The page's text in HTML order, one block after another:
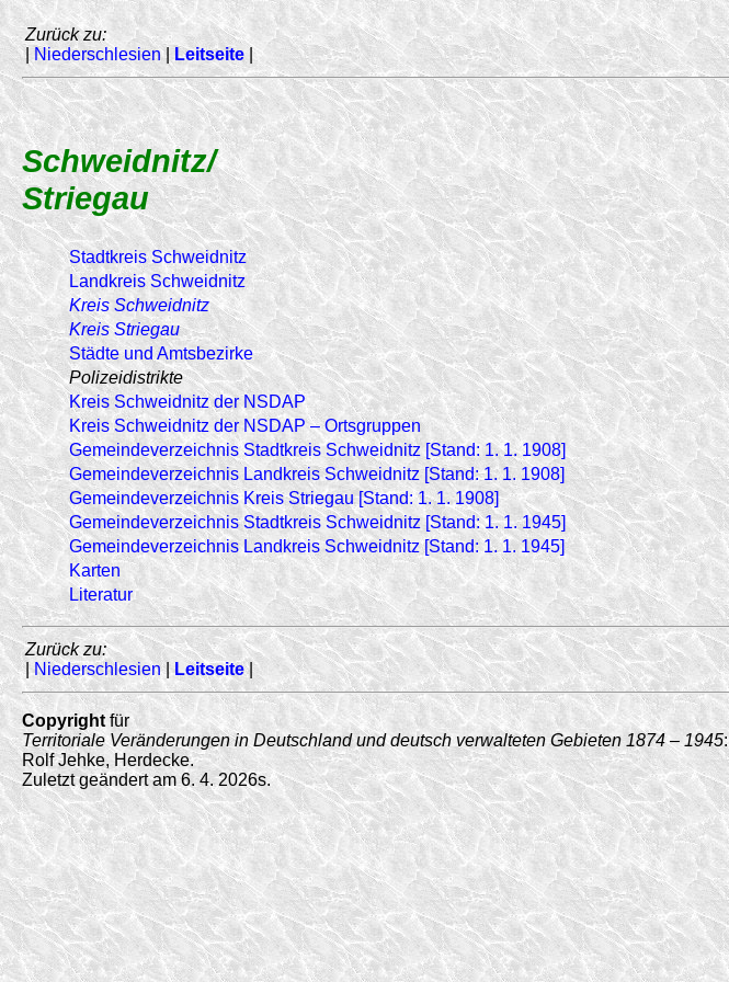
Zurück zu:
| Niederschlesien| Leitseite |
Schweidnitz/
Striegau
Stadtkreis Schweidnitz
Landkreis Schweidnitz
Kreis Schweidnitz
Kreis Striegau
Städte und Amtsbezirke
Polizeidistrikte
Kreis Schweidnitz der NSDAP
Kreis Schweidnitz der NSDAP – Ortsgruppen
Gemeindeverzeichnis Stadtkreis Schweidnitz [Stand: 1. 1. 1908]
Gemeindeverzeichnis Landkreis Schweidnitz [Stand: 1. 1. 1908]
Gemeindeverzeichnis Kreis Striegau [Stand: 1. 1. 1908]
Gemeindeverzeichnis Stadtkreis Schweidnitz [Stand: 1. 1. 1945]
Gemeindeverzeichnis Landkreis Schweidnitz [Stand: 1. 1. 1945]
Karten
Literatur
Zurück zu:
|Niederschlesien|Leitseite|
Copyrightfür
Territoriale Veränderungen in Deutschland und deutsch verwalteten Gebieten 1874 – 1945:
Rolf Jehke, Herdecke.
Zuletzt geändert am 6. 4. 2026s.